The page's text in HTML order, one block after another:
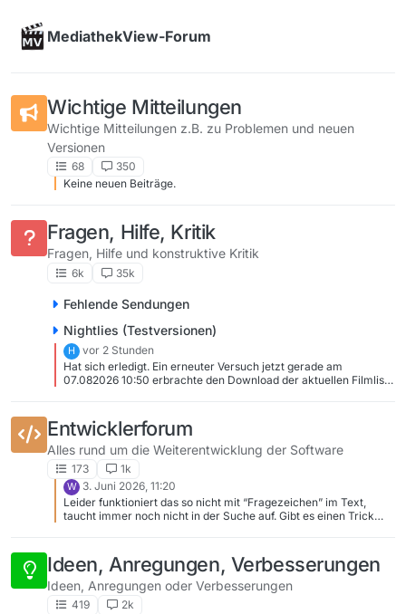
MediathekView-Forum
Wichtige Mitteilungen
Wichtige Mitteilungen z.B. zu Problemen und neuen
Versionen
68
350
Keine neuen Beiträge.
Fragen, Hilfe, Kritik
Fragen, Hilfe und konstruktive Kritik
6k 35k
Fehlende Sendungen
Nightlies (Testversionen)
H
vor 2 Stunden
Hat sich erledigt. Ein erneuter Versuch jetzt gerade am
07.082026 10:50 erbrachte den Download der aktuellen Filmliste
Entwicklerforum
Alles rund um die Weiterentwicklung der Software
173 1k
W 3. Juni 2026, 11:20
Leider funktioniert das so nicht mit “Fragezeichen” im Text,
taucht immer noch nicht in der Suche auf. Gibt es einen Trick
Ideen, Anregungen, Verbesserungen
Ideen, Anregungen oder Verbesserungen
419 2k